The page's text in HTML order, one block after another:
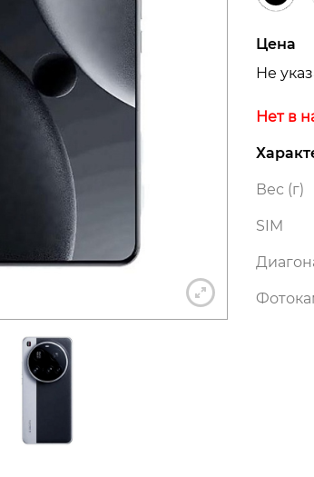
Цена
Не
Нет в
Вес (г)
SIM
Согласен c политикой
+7 812 318-
(c 10:00 до 21:00, без выходных)